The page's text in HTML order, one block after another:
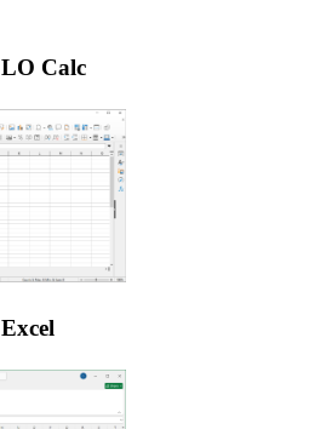
قائمة أدوات YLC في LO Calc
قائمة أدوات YLC في Excel